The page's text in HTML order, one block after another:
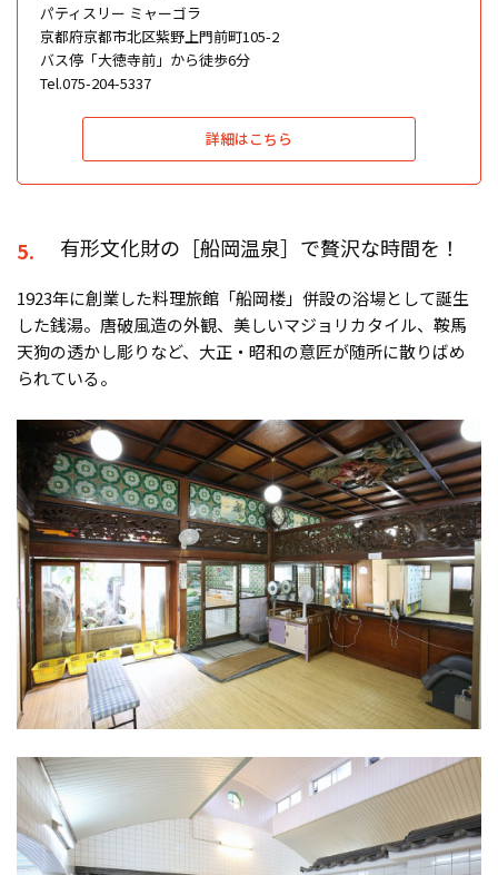
パティスリー ミャーゴラ
京都府京都市北区紫野上門前町105-2
バス停「大徳寺前」から徒歩6分
Tel.075-204-5337
詳細はこちら
5. 有形文化財の［船岡温泉］で贅沢な時間を！
1923年に創業した料理旅館「船岡楼」併設の浴場として誕生
した銭湯。唐破風造の外観、美しいマジョリカタイル、鞍馬
天狗の透かし彫りなど、大正・昭和の意匠が随所に散りばめ
られている。